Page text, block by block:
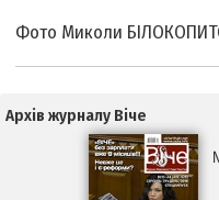
Фото Миколи
Архів журналу Віче